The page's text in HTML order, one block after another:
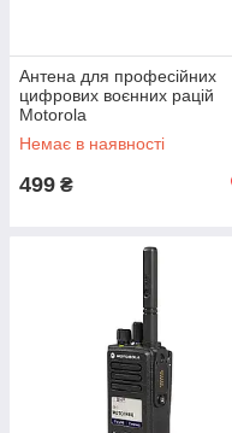
Антена для професійних
цифрових воєнних рацій
Motorola
DP4800/DP4400/DP4600/DP
4800e/DP 4400e/DP 4600e
Немає в наявності
499 ₴